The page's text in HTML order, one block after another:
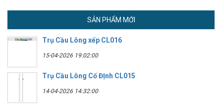
SẢN PHẨM MỚI
Trụ Cầu Lông xếp CL016
15-04-2026 19:02:00
Trụ Cầu Lông Cố ĐỊnh CL015
14-04-2026 14:32:00